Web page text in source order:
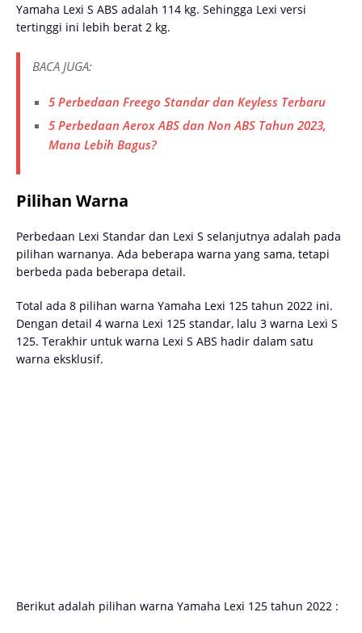
Yamaha Lexi S ABS adalah 114 kg. Sehingga Lexi versi
tertinggi ini lebih berat 2 kg.
BACA JUGA:
5 Perbedaan Freego Standar dan Keyless Terbaru
5 Perbedaan Aerox ABS dan Non ABS Tahun 2023,
Mana Lebih Bagus?
Pilihan Warna
Perbedaan Lexi Standar dan Lexi S selanjutnya adalah pada
pilihan warnanya. Ada beberapa warna yang sama, tetapi
berbeda pada beberapa detail.
Total ada 8 pilihan warna Yamaha Lexi 125 tahun 2022 ini.
Dengan detail 4 warna Lexi 125 standar, lalu 3 warna Lexi S
125. Terakhir untuk warna Lexi S ABS hadir dalam satu
warna eksklusif.
Berikut adalah pilihan warna Yamaha Lexi 125 tahun 2022 :